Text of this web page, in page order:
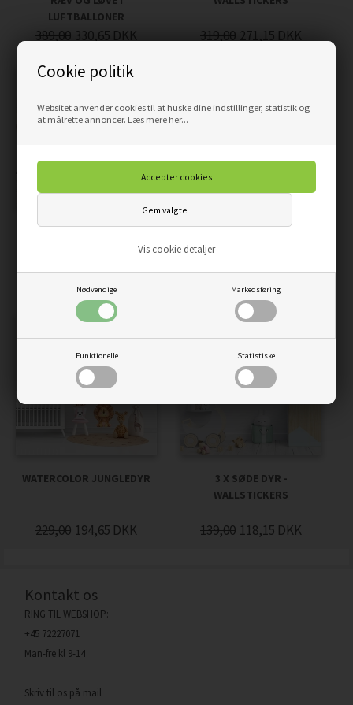
Cookie politik
Websitet anvender cookies til at huske dine indstillinger, statistik og
at målrette annoncer. Læs mere her...
Nødvendige Markedsføring
Funktionelle Statistiske
Vis cookie detaljer
LUFTBALLONER
389,00 330,65 DKK 319,00 271,15 DKK
VINTAGE LUFTBALLONGER
169,15
AKVAREL WALLSTICKERS
ARK UNDER HAVET
229,00 194,65
WATERCOLOR JUNGLEDYR
229,00 194,65 DKK
3 X SØDE DYR -
WALLSTICKERS
139,00 118,15 DKK
Kontakt os
RING TIL WEBSHOP:
+45 72227071
Man-fre kl 9-14
Skriv til os på mail